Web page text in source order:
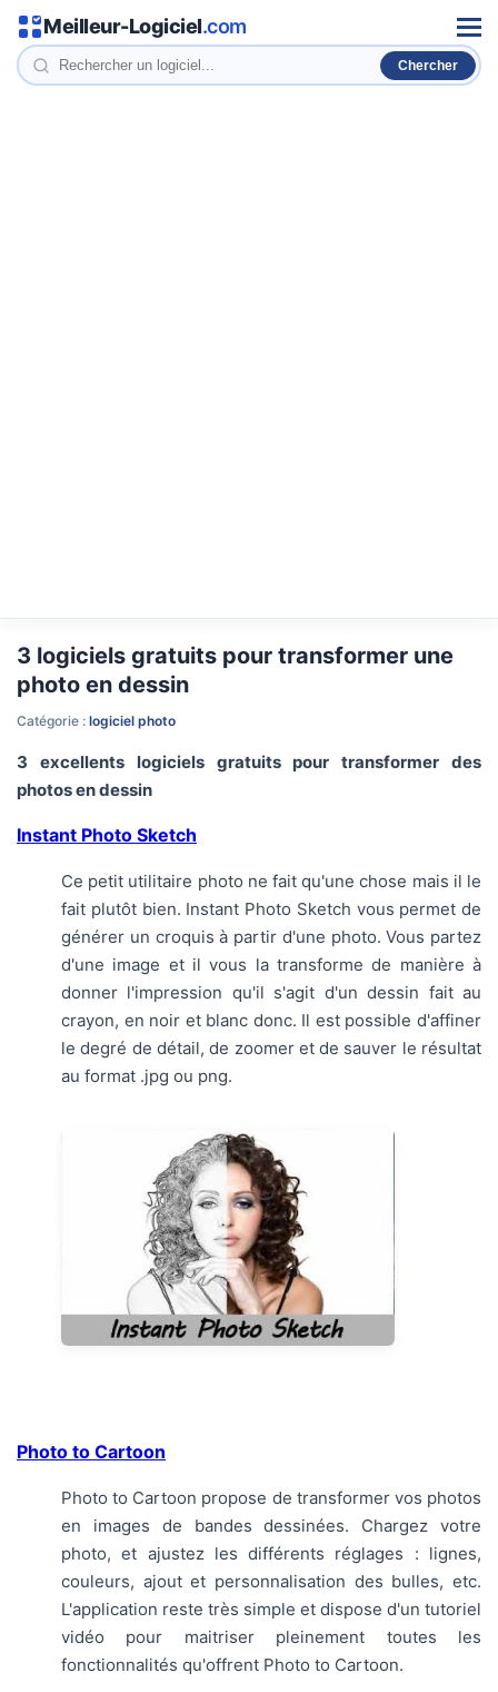
Meilleur-Logiciel.com
3 logiciels gratuits pour transformer une
photo en dessin
Catégorie : logiciel photo
3 excellents logiciels gratuits pour transformer des
photos en dessin
Instant Photo Sketch
Ce petit utilitaire photo ne fait qu'une chose mais il le
fait plutôt bien. Instant Photo Sketch vous permet de
générer un croquis à partir d'une photo. Vous partez
d'une image et il vous la transforme de manière à
donner l'impression qu'il s'agit d'un dessin fait au
crayon, en noir et blanc donc. Il est possible d'affiner
le degré de détail, de zoomer et de sauver le résultat
au format .jpg ou png.
Photo to Cartoon
Photo to Cartoon propose de transformer vos photos
en images de bandes dessinées. Chargez votre
photo, et ajustez les différents réglages : lignes,
couleurs, ajout et personnalisation des bulles, etc.
L'application reste très simple et dispose d'un tutoriel
vidéo pour maitriser pleinement toutes les
fonctionnalités qu'offrent Photo to Cartoon.